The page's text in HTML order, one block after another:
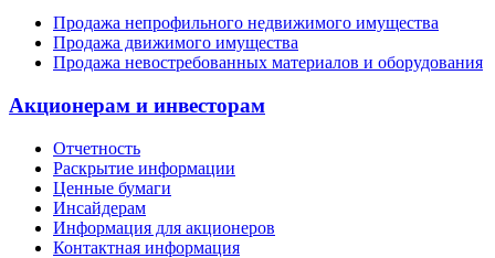
Продажа непрофильного недвижимого имущества
Продажа движимого имущества
Продажа невостребованных материалов и оборудования
Акционерам и инвесторам
Отчетность
Раскрытие информации
Ценные бумаги
Инсайдерам
Информация для акционеров
Контактная информация